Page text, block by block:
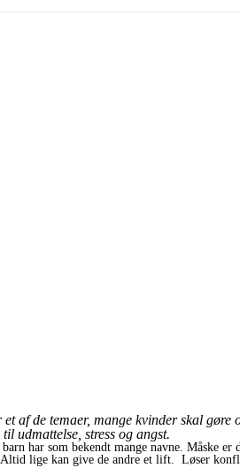
af de temaer, mange kvinder skal
udmattelse, stress og angst.
har som bekendt mange navne. Måske
Altid lige kan give de andre et lift. Løser